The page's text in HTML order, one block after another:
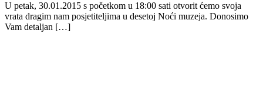
U petak, 30.01.2015 s početkom u 18:00 sati otvorit ćemo svoja
vrata dragim nam posjetiteljima u desetoj Noći muzeja. Donosimo
Vam detaljan […]